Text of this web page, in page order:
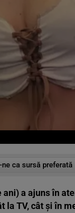
ne ca sursă preferată
ani) a ajuns în
la TV, cât și în